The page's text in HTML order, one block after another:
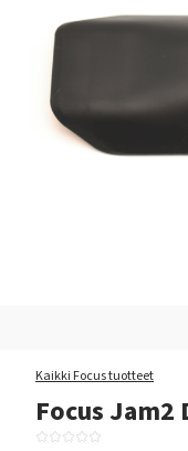
Kaikki Focus tuotteet
Focus